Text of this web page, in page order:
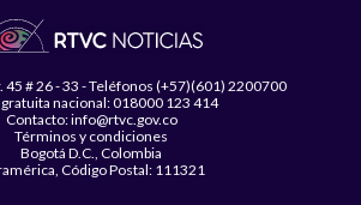
45 # 26 - 33 - Teléfonos (+57)(601) 2200700
nacional: 018000 123 414
Contacto: info@rtvc.gov.co
Términos y condiciones
Bogotá D.C., Colombia
Código Postal: 111321